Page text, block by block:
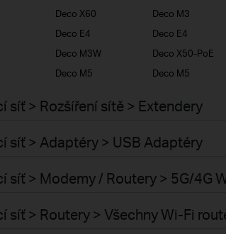
Deco X60 Deco M3
Deco E4 Deco E4
Deco M3W Deco X50-PoE
Deco M5 Deco M5
síť > Rozšíření sítě > Extendery
síť > Adaptéry > USB Adaptéry
síť > Modemy / Routery > 5G/4G
síť > Routery > Všechny Wi-Fi